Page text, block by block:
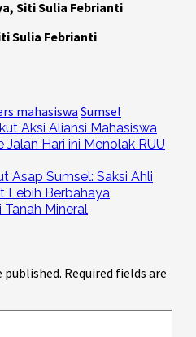
Siti Sulia Febrianti
Sulia Febrianti
mahasiswa Sumsel
Aksi Aliansi Mahasiswa
Hari ini Menolak RUU
Asap Sumsel: Saksi Ahli
Lebih Berbahaya
Mineral
published. Required fields are